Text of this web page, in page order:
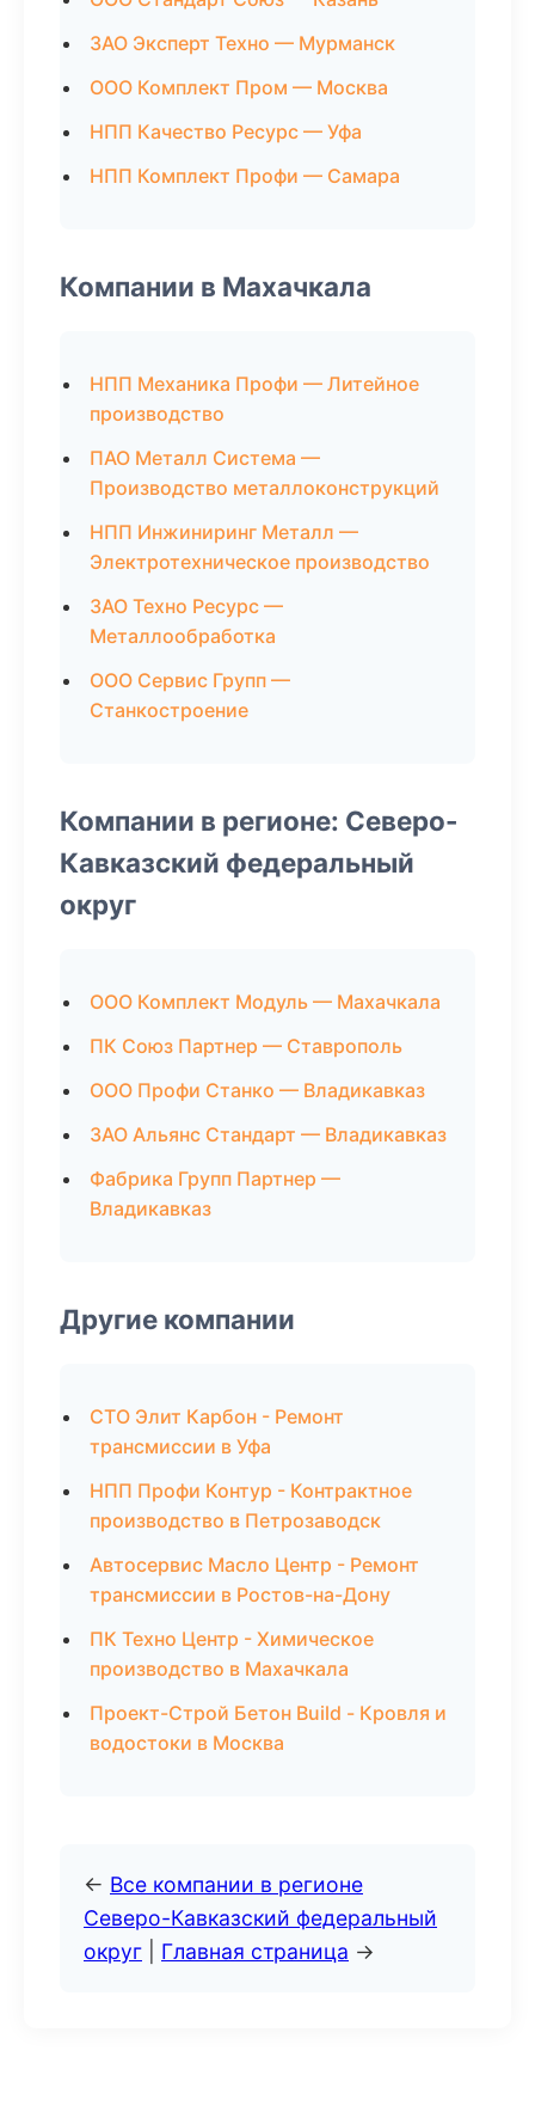
ЗАО Эксперт Техно — Мурманск
ООО Комплект Пром — Москва
НПП Качество Ресурс — Уфа
НПП Комплект Профи — Самара
Компании в Махачкала
НПП Механика Профи — Литейное
производство
ПАО Металл Система —
Производство металлоконструкций
НПП Инжиниринг Металл —
Электротехническое производство
ЗАО Техно Ресурс —
Металлообработка
ООО Сервис Групп —
Станкостроение
Компании в регионе: Северо-
Кавказский федеральный
округ
ООО Комплект Модуль — Махачкала
ПК Союз Партнер — Ставрополь
ООО Профи Станко — Владикавказ
ЗАО Альянс Стандарт — Владикавказ
Фабрика Групп Партнер —
Владикавказ
Другие компании
СТО Элит Карбон - Ремонт
трансмиссии в Уфа
НПП Профи Контур - Контрактное
производство в Петрозаводск
Автосервис Масло Центр - Ремонт
трансмиссии в Ростов-на-Дону
ПК Техно Центр - Химическое
производство в Махачкала
Проект-Строй Бетон Build - Кровля и
водостоки в Москва
← Все компании в регионе
Северо-Кавказский федеральный
округ
Главная страница →